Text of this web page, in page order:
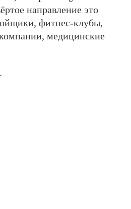
направление это
фитнес-клубы,
медицинские